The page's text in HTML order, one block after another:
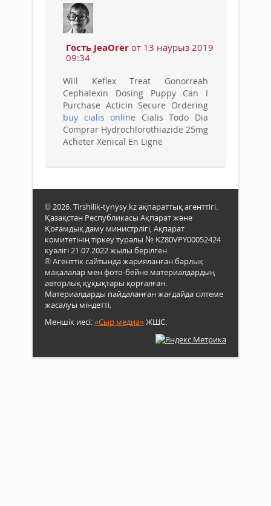
Гость JeaOrer от 13 наурыз 2019
09:34
Will Keflex Treat Gonorreah
Cephalexin Dosing Puppy Can I
Purchase Acticin Secure Ordering
buy cialis online Cialis Todo Dia
Comprar Hydrochlorothiazide 25mg
Acheter Xenical En Ligne
© 2026. Tirshilik-tynysy.kz ақпараттық агенттігі.
Қазақстан Республикасы Ақпарат және
Қоғамдық даму министрлігі, Ақпарат
комитетінің тіркеу туралы № KZ80VPY00052424
куәлігі 21.07.2022 жылы берілген.
® Агенттік сайтында жарияланған барлық
мақалалар мен фото-бейне материалдардың
авторлық құқықтары қорғалған.
Материалдарды пайдаланған жағдайда сілтеме
жасалуы міндетті.
Меншік иесі:«Сыр медиа»ЖШС.